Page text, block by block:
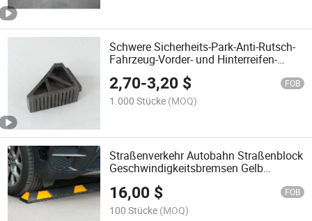
Schwere Sicherheits-Park-Anti-Rutsch-
Fahrzeug-Vorder- und Hinterreifen-
Gummi-Wedge-Auto-Radkeile
2,70-3,20 $ FOB
1.000 Stücke (MOQ)
Straßenverkehr Autobahn Straßenblock
Geschwindigkeitsbremsen Gelb
Geschwindigkeitsdämpfer
16,00 $ FOB
100 Stücke (MOQ)